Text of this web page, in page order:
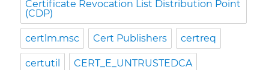
Certificate Revocation List Distribution Point
(CDP)
certlm.msc Cert Publishers certreq
certutil CERT_E_UNTRUSTEDCA